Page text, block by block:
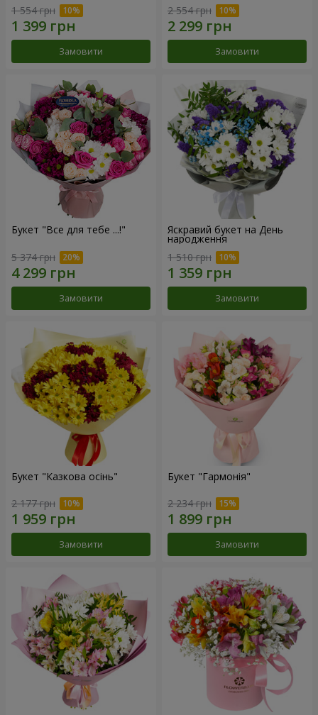
1 554 грн
Замовити
2 554 грн
Замовити
Букет "Все для тебе ...!"
5 374 грн
Замовити
Яскравий букет на День
народження
1 510 грн
Замовити
Букет "Казкова осінь"
2 177 грн
Замовити
Букет "Гармонія"
2 234 грн
Замовити